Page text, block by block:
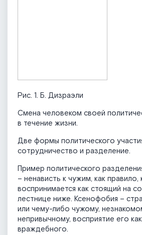
Рис. 1. Б. Дизраэли
Смена человеком своей
в течение жизни.
Две формы политического
сотрудничество и разделение.
Пример политического
– ненависть к чужим, как правило,
воспринимается как стоящий на
лестнице ниже. Ксенофобия –
или чему-либо чужому,
непривычному, восприятие его
враждебного.